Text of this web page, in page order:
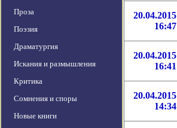
Проза
Поэзия
Драматургия
Искания и размышления
Критика
Сомнения и споры
Новые книги
20.04.2015
16:47
20.04.2015
16:41
20.04.2015
14:34